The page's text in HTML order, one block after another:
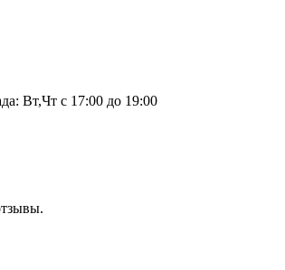
Вт,Чт с 17:00 до 19:00